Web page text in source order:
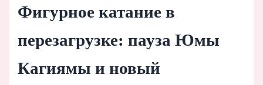
Фигурное катание в
перезагрузке: пауза Юмы
Кагиямы и новый